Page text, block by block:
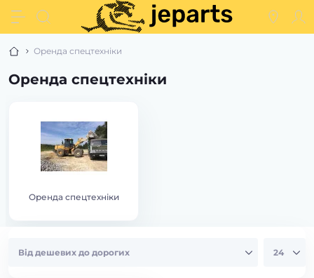
Оренда спецтехніки
Оренда спецтехніки
Оренда спецтехніки